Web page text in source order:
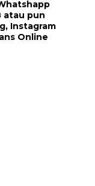
atau pun
, Instagram
Online